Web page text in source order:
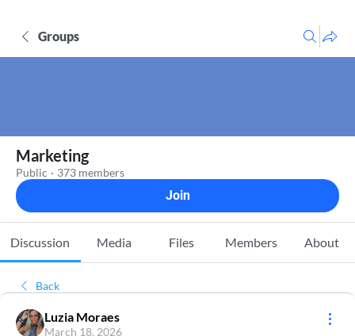
Groups
Marketing
Public · 373 members
Join
Discussion Media Files Members About
Back
Luzia Moraes
March 18, 2026